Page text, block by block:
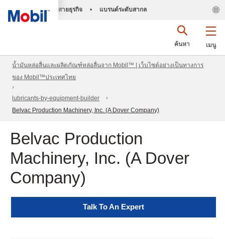
สายธุรกิจ • แบรนด์ระดับสากล
เมนู
ค้นหา
น้ำมันหล่อลื่นและผลิตภัณฑ์หล่อลื่นจาก Mobil™ | เว็บไซต์อย่างเป็นทางการ
ของ Mobil™ประเทศไทย
lubricants-by-equipment-builder
Belvac Production Machinery, Inc. (A Dover Company)
Belvac Production
Machinery, Inc. (A Dover
Company)
Talk To An Expert